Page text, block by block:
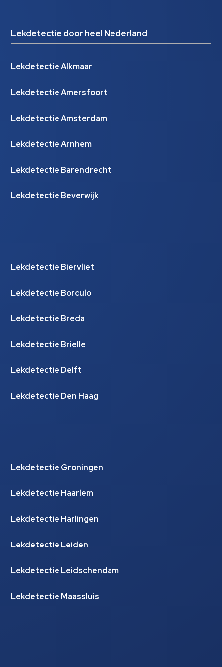
Lekdetectie door heel Nederland
Lekdetectie Alkmaar
Lekdetectie Amersfoort
Lekdetectie Amsterdam
Lekdetectie Arnhem
Lekdetectie Barendrecht
Lekdetectie Beverwijk
Lekdetectie Biervliet
Lekdetectie Borculo
Lekdetectie Breda
Lekdetectie Brielle
Lekdetectie Delft
Lekdetectie Den Haag
Lekdetectie Groningen
Lekdetectie Haarlem
Lekdetectie Harlingen
Lekdetectie Leiden
Lekdetectie Leidschendam
Lekdetectie Maassluis